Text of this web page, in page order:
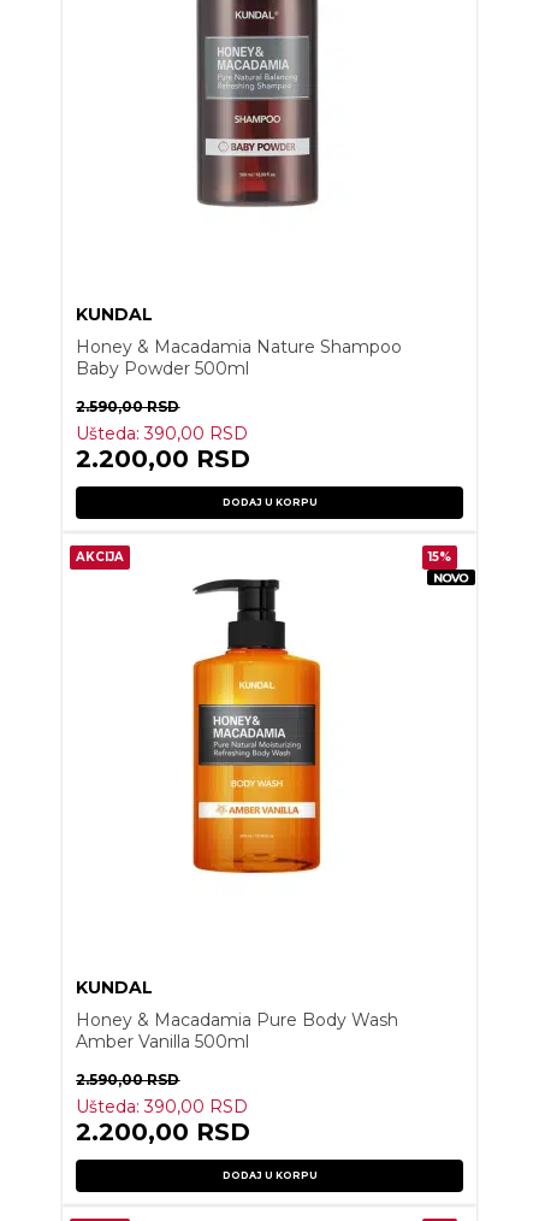
KUNDAL
Honey & Macadamia Nature Shampoo
Baby Powder 500ml
2.590,00RSD
Ušteda:390,00 RSD
2.200,00 RSD
DODAJ U KORPU
AKCIJA 15%
KUNDAL
Honey & Macadamia Pure Body Wash
Amber Vanilla 500ml
2.590,00RSD
Ušteda:390,00 RSD
2.200,00 RSD
DODAJ U KORPU